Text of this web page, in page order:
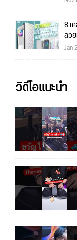
8 เ
สว
Jan
วิดีโอแนะนำ